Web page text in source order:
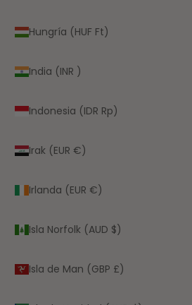
Hungría (HUF Ft)
India (INR ₹)
Indonesia (IDR Rp)
Irak (EUR €)
Irlanda (EUR €)
Isla Norfolk (AUD $)
Isla de Man (GBP £)